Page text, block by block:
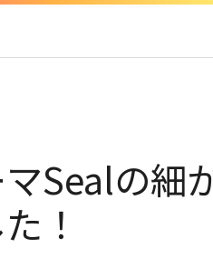
Sealの細
！